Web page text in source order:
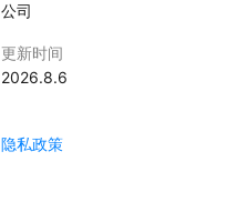
公司
更新时间
2026.8.6
隐私政策